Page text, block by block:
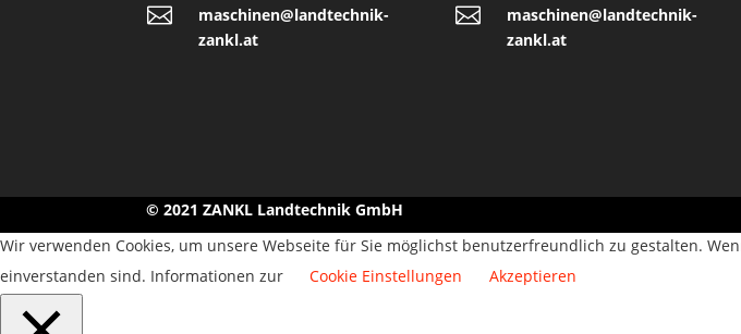

maschinen@landtechnik-
zankl.at

maschinen@landtechnik-
zankl.at
© 2021 ZANKL Landtechnik GmbH
Wir verwenden Cookies, um unsere Webseite für Sie möglichst benutzerfreundlich zu gestalten.
einverstanden sind. Informationen zur
Cookie Einstellungen Akzeptieren